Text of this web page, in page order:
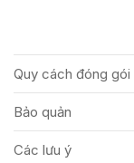
Quy cách đóng gói
Bảo quản
Các lưu ý